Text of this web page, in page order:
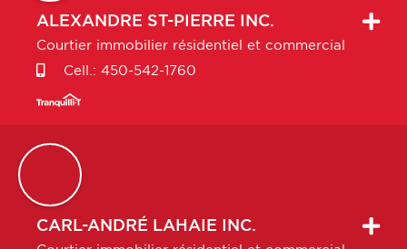
ALEXANDRE ST-PIERRE INC.
Courtier immobilier résidentiel et commercial
Cell.: 450-542-1760
CARL-ANDRÉ LAHAIE INC.